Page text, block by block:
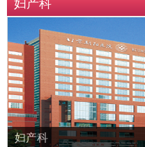
妇产科
妇产科